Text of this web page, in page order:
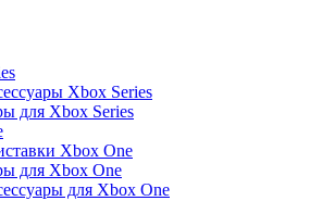
Xbox Series
для Xbox Series
Xbox One
для Xbox One
для Xbox One